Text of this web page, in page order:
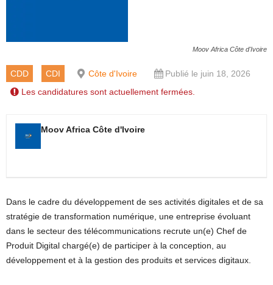
Moov Africa Côte d'Ivoire
CDD CDI Côte d'Ivoire
Publié le juin 18, 2026
Les candidatures sont actuellement fermées.
Moov Africa Côte d'Ivoire
Dans le cadre du développement de ses activités digitales et de sa
stratégie de transformation numérique, une entreprise évoluant
dans le secteur des télécommunications recrute un(e) Chef de
Produit Digital chargé(e) de participer à la conception, au
développement et à la gestion des produits et services digitaux.